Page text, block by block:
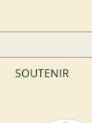
SOUTENIR